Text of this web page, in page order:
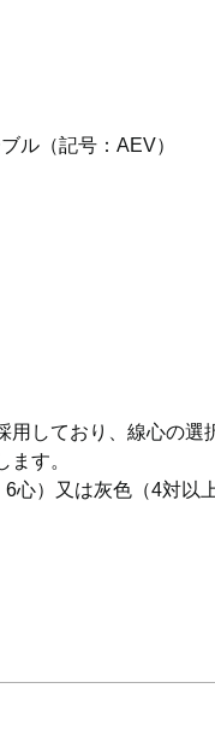
ル（記号：AEV）
用しており、線心の選
す。
心）又は灰色（4対以